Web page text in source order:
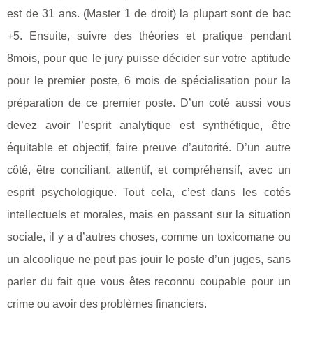
est de 31 ans. (Master 1 de droit) la plupart sont de bac
+5. Ensuite, suivre des théories et pratique pendant
8mois, pour que le jury puisse décider sur votre aptitude
pour le premier poste, 6 mois de spécialisation pour la
préparation de ce premier poste. D’un coté aussi vous
devez avoir l’esprit analytique est synthétique, être
équitable et objectif, faire preuve d’autorité. D’un autre
côté, être conciliant, attentif, et compréhensif, avec un
esprit psychologique. Tout cela, c’est dans les cotés
intellectuels et morales, mais en passant sur la situation
sociale, il y a d’autres choses, comme un toxicomane ou
un alcoolique ne peut pas jouir le poste d’un juges, sans
parler du fait que vous êtes reconnu coupable pour un
crime ou avoir des problèmes financiers.